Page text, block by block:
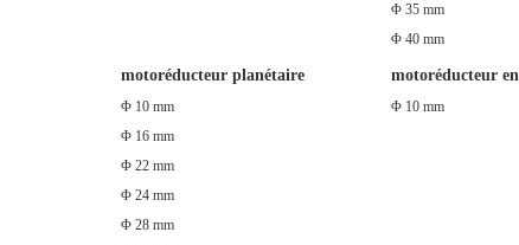
Φ 35 mm
Φ 40 mm
motoréducteur planétaire
Φ 10 mm
Φ 16 mm
Φ 22 mm
Φ 24 mm
Φ 28 mm
motoréducteur
Φ 10 mm